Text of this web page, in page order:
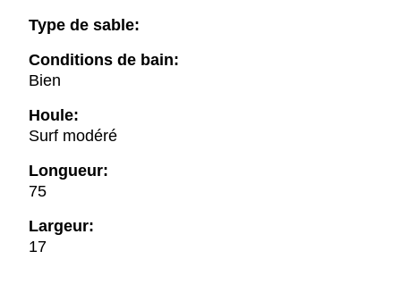
Type de sable:
Conditions de bain:
Bien
Houle:
Surf modéré
Longueur:
75
Largeur:
17